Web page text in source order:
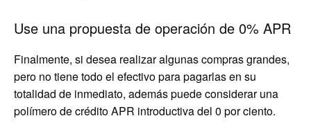
Use una propuesta de operación de 0% APR
Finalmente, si desea realizar algunas compras grandes,
pero no tiene todo el efectivo para pagarlas en su
totalidad de inmediato, además puede considerar una
polímero de crédito APR introductiva del 0 por ciento.